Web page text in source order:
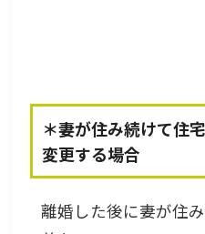
＊妻が住み続けて住
変更する場合
離婚した後に妻が住